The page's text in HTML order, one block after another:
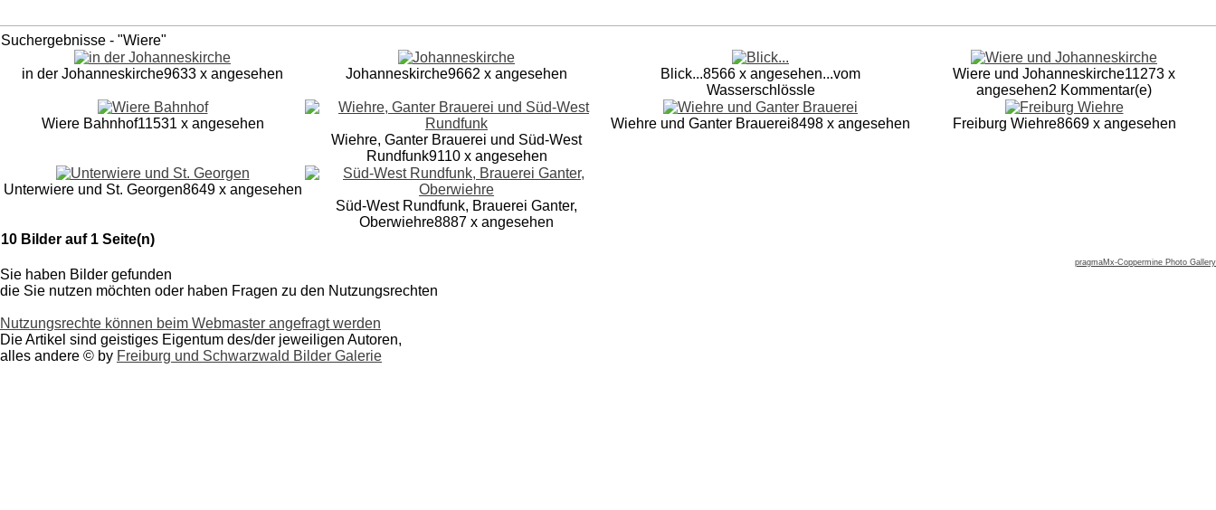
Suchergebnisse - "Wiere"
in der Johanneskirche9633 x angesehen Johanneskirche9662 x angesehen Blick...8566 x angesehen...vom
Wasserschlössle
Wiere und Johanneskirche11273 x
angesehen2 Kommentar(e)
Wiere Bahnhof11531 x angesehen
Wiehre, Ganter Brauerei und Süd-West
Rundfunk9110 x angesehen
Wiehre und Ganter Brauerei8498 x angesehen Freiburg Wiehre8669 x angesehen
Unterwiere und St. Georgen8649 x angesehen
Süd-West Rundfunk, Brauerei Ganter,
Oberwiehre8887 x angesehen
10 Bilder auf 1 Seite(n)
pragmaMx-Coppermine Photo Gallery
Sie haben Bilder gefunden
die Sie nutzen möchten oder haben Fragen zu den Nutzungsrechten
Nutzungsrechte können beim Webmaster angefragt werden
Die Artikel sind geistiges Eigentum des/der jeweiligen Autoren,
alles andere © by Freiburg und Schwarzwald Bilder Galerie